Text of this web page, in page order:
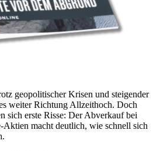
geopolitischer Krisen und steigender
weiter Richtung Allzeithoch. Doch
sich erste Risse: Der Abverkauf bei
macht deutlich, wie schnell sich